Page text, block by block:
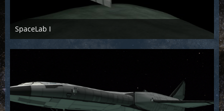
SpaceLab I
Scarabaeus
17. Juli 2016
1.234
0 0